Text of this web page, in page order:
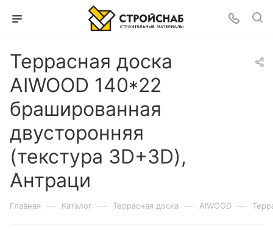
Террасная доска
AIWOOD 140*22
брашированная
двусторонняя
(текстура 3D+3D),
Антраци
Главная — Каталог — Террасная доска — AIWOOD —